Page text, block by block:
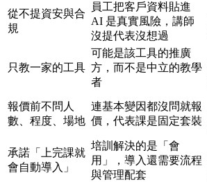
從不提資安與合
規
員工把客戶資料貼進
AI 是真實風險，講師
沒提代表沒想過
只教一家的工具
可能是該工具的推廣
方，而不是中立的教學
者
報價前不問人
數、程度、場地
連基本變因都沒問就報
價，代表課是固定套裝
承諾「上完課就
會自動導入」
培訓解決的是「會
用」，導入還需要流程
與管理配套